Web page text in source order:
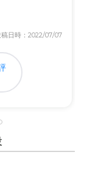
稿日時：2022/07/07